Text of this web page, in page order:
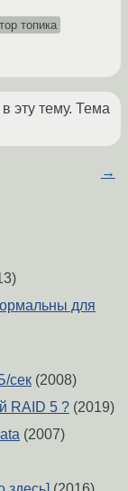
топика
эту тему. Тема
→
для
сек (2008)
RAID 5 ? (2019)
(2007)